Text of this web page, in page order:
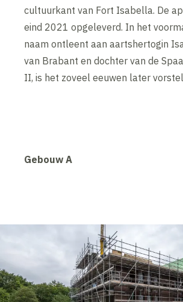
cultuurkant van Fort Isabella. De
eind 2021 opgeleverd. In het
naam ontleent aan aartshertogin
van Brabant en dochter van de
II, is het zoveel eeuwen later
Gebouw A